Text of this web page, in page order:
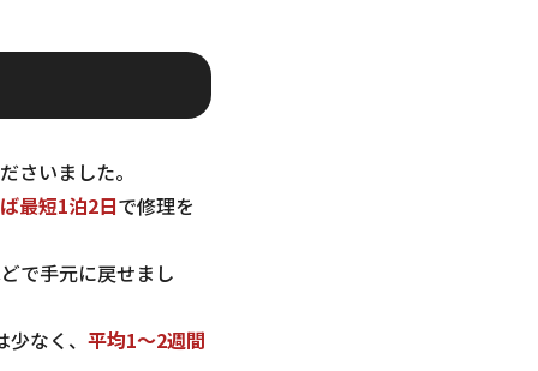
さいました。
最短1泊2日で修理を
で手元に戻せまし
なく、 平均1～2週間